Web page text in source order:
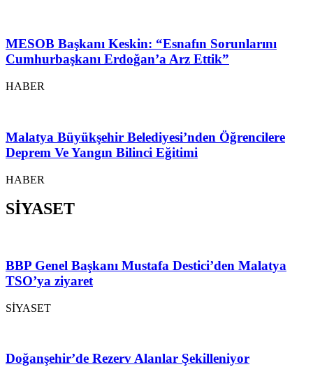
MESOB Başkanı Keskin: “Esnafın Sorunlarını
Cumhurbaşkanı Erdoğan’a Arz Ettik”
HABER
Malatya Büyükşehir Belediyesi’nden Öğrencilere
Deprem Ve Yangın Bilinci Eğitimi
HABER
SİYASET
BBP Genel Başkanı Mustafa Destici’den Malatya
TSO’ya ziyaret
SİYASET
Doğanşehir’de Rezerv Alanlar Şekilleniyor